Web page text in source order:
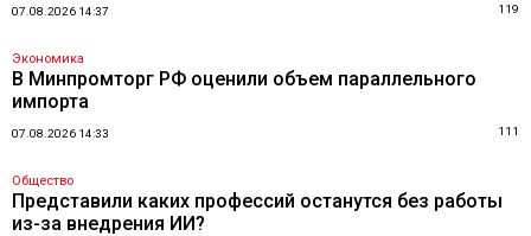
07.08.2026 14:37 119
Экономика
В Минпромторг РФ оценили объем параллельного
импорта
07.08.2026 14:33 111
Общество
Представили каких профессий останутся без работы
из-за внедрения ИИ?